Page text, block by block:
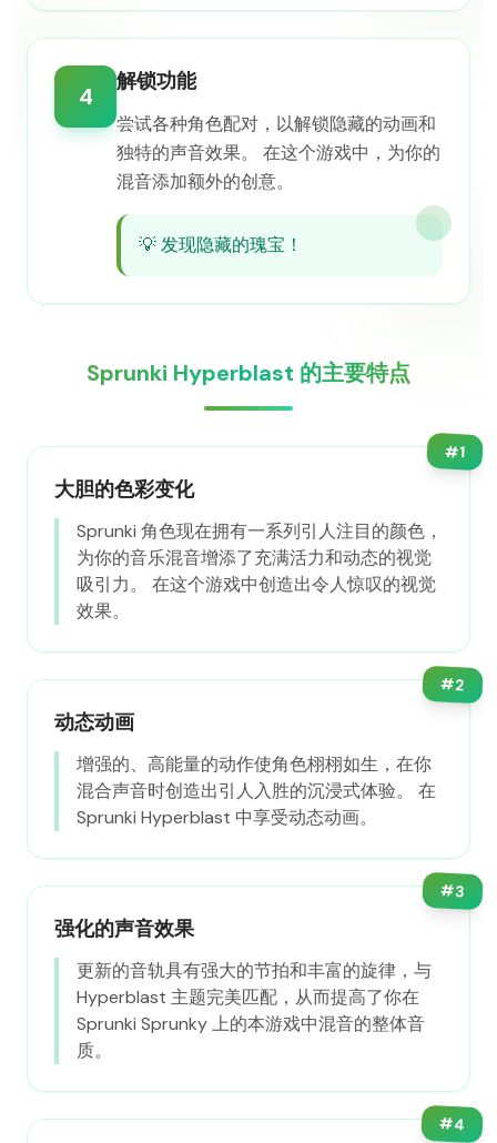
4
解锁功能
尝试各种角色配对，以解锁隐藏的动画和
独特的声音效果。 在这个游戏中，为你的
混音添加额外的创意。
💡发现隐藏的瑰宝！
Sprunki Hyperblast 的主要特点
#1
大胆的色彩变化
Sprunki 角色现在拥有一系列引人注目的颜色，
为你的音乐混音增添了充满活力和动态的视觉
吸引力。 在这个游戏中创造出令人惊叹的视觉
效果。
#2
动态动画
增强的、高能量的动作使角色栩栩如生，在你
混合声音时创造出引人入胜的沉浸式体验。 在
Sprunki Hyperblast 中享受动态动画。
#3
强化的声音效果
更新的音轨具有强大的节拍和丰富的旋律，与
Hyperblast 主题完美匹配，从而提高了你在
Sprunki Sprunky 上的本游戏中混音的整体音
质。
#4